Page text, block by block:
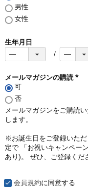
男性
女性
生年月日
メールマガジンの購読
須
)
可
否
メールマガジンをご購読
します。
※お誕生日をご登録いた
定で 「お祝いキャンペー
あり)。 ぜひ、ご登録くだ
会員規約に同意する